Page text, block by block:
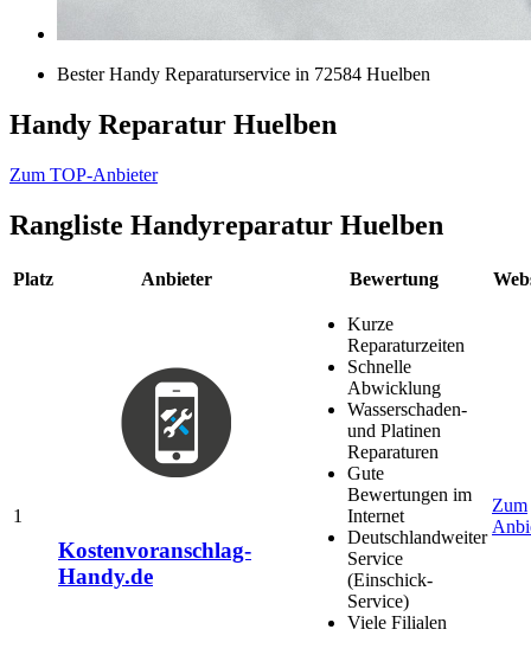
Bester Handy Reparaturservice in 72584 Huelben
Handy Reparatur Huelben
Zum TOP-Anbieter
Rangliste Handyreparatur Huelben
Platz Anbieter Bewertung
1
Kostenvoranschlag-
Handy.de
Kurze
Reparaturzeiten
Schnelle
Abwicklung
Wasserschaden-
und Platinen
Reparaturen
Gute
Bewertungen im
Internet
Deutschlandweiter
Service
(Einschick-
Service)
Viele Filialen
Zum